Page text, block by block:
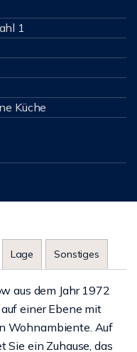
1
Küche
Lage Sonstiges
aus dem Jahr 1972
einer Ebene mit
Wohnambiente. Auf
Sie ein Zuhause, das